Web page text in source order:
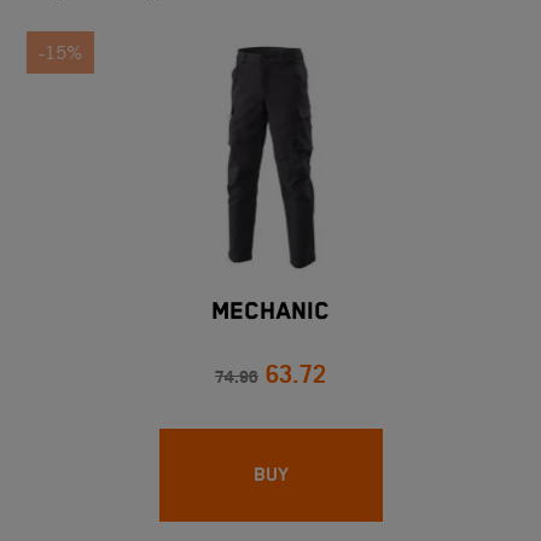
-15%
MECHANIC
74.96 63.72
BUY